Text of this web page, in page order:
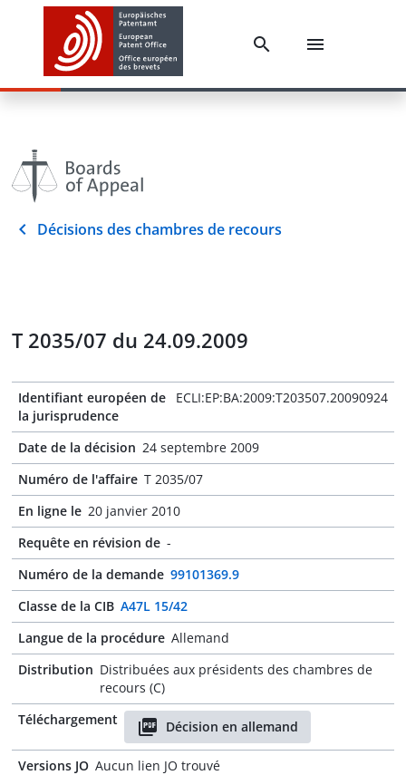
Décisions des chambres de recours
T 2035/07 du 24.09.2009
Identifiant européen de
la jurisprudence
ECLI:EP:BA:2009:T203507.20090924
Date de la décision 24 septembre 2009
Numéro de l'affaire T 2035/07
En ligne le 20 janvier 2010
Requête en révision de -
Numéro de la demande 99101369.9
Classe de la CIB A47L 15/42
Langue de la procédure Allemand
Distribution Distribuées aux présidents des chambres de
recours (C)
Téléchargement
Décision en allemand
Versions JO Aucun lien JO trouvé